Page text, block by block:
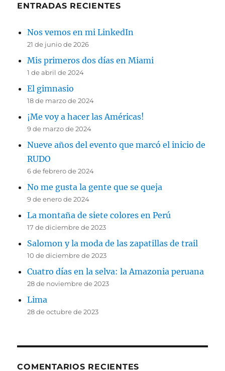
ENTRADAS RECIENTES
Nos vemos en mi LinkedIn
21 de junio de 2026
Mis primeros dos días en Miami
1 de abril de 2024
El gimnasio
18 de marzo de 2024
¡Me voy a hacer las Américas!
9 de marzo de 2024
Nueve años del evento que marcó el inicio de
RUDO
6 de febrero de 2024
No me gusta la gente que se queja
9 de enero de 2024
La montaña de siete colores en Perú
17 de diciembre de 2023
Salomon y la moda de las zapatillas de trail
10 de diciembre de 2023
Cuatro días en la selva: la Amazonia peruana
28 de noviembre de 2023
Lima
28 de octubre de 2023
COMENTARIOS RECIENTES